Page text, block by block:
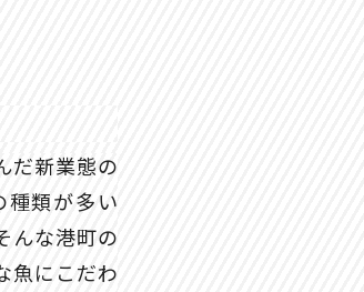
だ新業態の
類が多い
んな港町の
魚にこだわ